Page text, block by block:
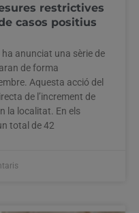
restrictives
casos positius
ha anunciat una sèrie de
de forma
Aquesta acció del
de l’increment de
la localitat. En els
total de 42